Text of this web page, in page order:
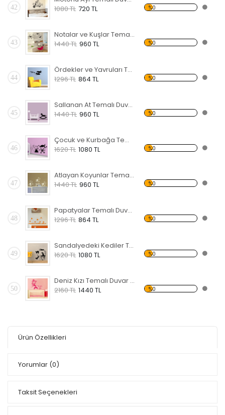
42
1080 TL 720 TL %0
43
Notalar ve Kuşlar Temalı Duvar Sticker
1440 TL 960 TL %0
44
Ördekler ve Yavruları Temalı Duvar Sticker
1296 TL 864 TL %0
45
Sallanan At Temalı Duvar Sticker
1440 TL 960 TL %0
46
Çocuk ve Kurbağa Temalı Duvar Sticker
1620 TL 1080 TL %0
47
Atlayan Koyunlar Temalı Duvar Sticker
1440 TL 960 TL %0
48
Papatyalar Temalı Duvar Sticker
1296 TL 864 TL %0
49
Sandalyedeki Kediler Temalı Duvar Sticker
1620 TL 1080 TL %0
50
Deniz Kızı Temalı Duvar Sticker
2160 TL 1440 TL %0
Ürün Özellikleri
Yorumlar (0)
Taksit Seçenekleri